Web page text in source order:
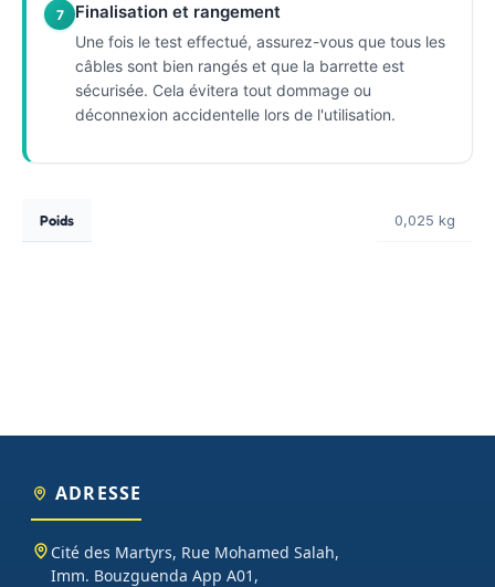
7 Finalisation et rangement
Une fois le test effectué, assurez-vous que tous les
câbles sont bien rangés et que la barrette est
sécurisée. Cela évitera tout dommage ou
déconnexion accidentelle lors de l'utilisation.
Poids 0,025 kg
ADRESSE
Cité des Martyrs, Rue Mohamed Salah,
Imm. Bouzguenda App A01,